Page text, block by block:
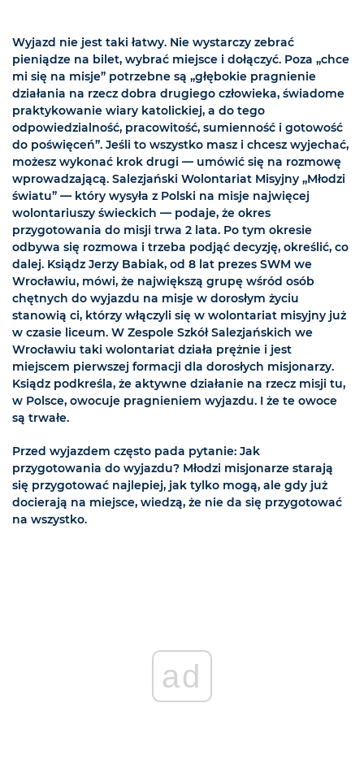
Wyjazd nie jest taki łatwy. Nie wystarczy zebrać
pieniądze na bilet, wybrać miejsce i dołączyć. Poza „chce
mi się na misje” potrzebne są „głębokie pragnienie
działania na rzecz dobra drugiego człowieka, świadome
praktykowanie wiary katolickiej, a do tego
odpowiedzialność, pracowitość, sumienność i gotowość
do poświęceń”. Jeśli to wszystko masz i chcesz wyjechać,
możesz wykonać krok drugi — umówić się na rozmowę
wprowadzającą. Salezjański Wolontariat Misyjny „Młodzi
światu” — który wysyła z Polski na misje najwięcej
wolontariuszy świeckich — podaje, że okres
przygotowania do misji trwa 2 lata. Po tym okresie
odbywa się rozmowa i trzeba podjąć decyzję, określić, co
dalej. Ksiądz Jerzy Babiak, od 8 lat prezes SWM we
Wrocławiu, mówi, że największą grupę wśród osób
chętnych do wyjazdu na misje w dorosłym życiu
stanowią ci, którzy włączyli się w wolontariat misyjny już
w czasie liceum. W Zespole Szkół Salezjańskich we
Wrocławiu taki wolontariat działa prężnie i jest
miejscem pierwszej formacji dla dorosłych misjonarzy.
Ksiądz podkreśla, że aktywne działanie na rzecz misji tu,
w Polsce, owocuje pragnieniem wyjazdu. I że te owoce
są trwałe.
Przed wyjazdem często pada pytanie: Jak
przygotowania do wyjazdu? Młodzi misjonarze starają
się przygotować najlepiej, jak tylko mogą, ale gdy już
docierają na miejsce, wiedzą, że nie da się przygotować
na wszystko.
ad